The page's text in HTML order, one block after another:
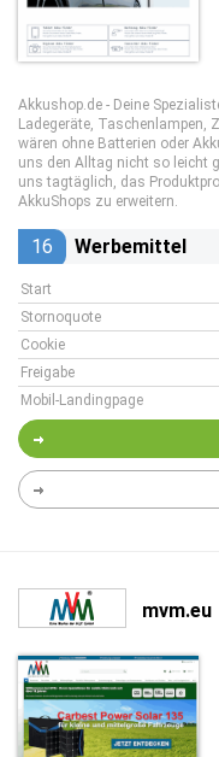
Akkushop.de - Deine
Ladegeräte, Taschenlampen,
wären ohne Batterien oder
uns den Alltag nicht so leicht
uns tagtäglich, das
AkkuShops zu erweitern.
16 Werbemittel
Start
Stornoquote
Cookie
Freigabe
Mobil-Landingpage
mvm.eu